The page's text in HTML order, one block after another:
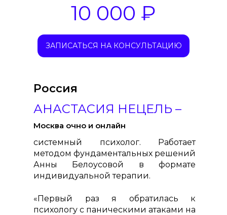
10 000 ₽
ЗАПИСАТЬСЯ НА КОНСУЛЬТАЦИЮ
системный психолог. Работает
методом фундаментальных решений
Анны Белоусовой в формате
индивидуальной терапии.
Москва очно и онлайн
«Первый раз я обратилась к
психологу с паническими атаками на
АНАСТАСИЯ НЕЦЕЛЬ –
Россия